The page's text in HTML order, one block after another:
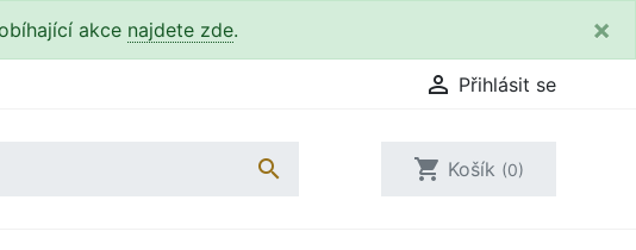
akce najdete zde. ×
 Přihlásit se
 shopping_cart Košík (0)